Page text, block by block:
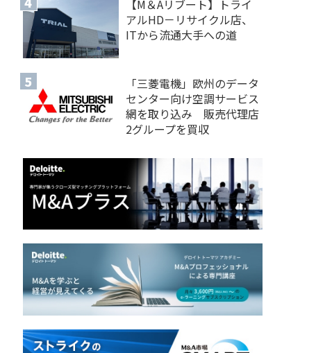
【M＆Aリブート】トライ
アルHD－リサイクル店、
ITから流通大手への道
「三菱電機」欧州のデータ
センター向け空調サービス
網を取り込み 販売代理店
2グループを買収